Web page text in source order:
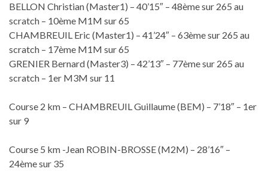
BELLON Christian (Master1) – 40’15″ – 48ème sur 265 au
scratch – 10ème M1M sur 65
CHAMBREUIL Eric (Master1) – 41’24″ – 63ème sur 265 au
scratch – 17ème M1M sur 65
GRENIER Bernard (Master3) – 42’13″ – 77ème sur 265 au
scratch – 1er M3M sur 11
Course 2 km – CHAMBREUIL Guillaume (BEM) – 7’18″ – 1er
sur 9
Course 5 km -Jean ROBIN-BROSSE (M2M) – 28’16″ –
24ème sur 35